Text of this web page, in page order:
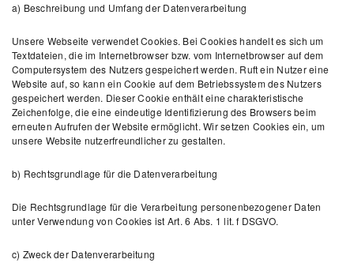
a) Beschreibung und Umfang der Datenverarbeitung
Unsere Webseite verwendet Cookies. Bei Cookies handelt es sich um
Textdateien, die im Internetbrowser bzw. vom Internetbrowser auf dem
Computersystem des Nutzers gespeichert werden. Ruft ein Nutzer eine
Website auf, so kann ein Cookie auf dem Betriebssystem des Nutzers
gespeichert werden. Dieser Cookie enthält eine charakteristische
Zeichenfolge, die eine eindeutige Identifizierung des Browsers beim
erneuten Aufrufen der Website ermöglicht. Wir setzen Cookies ein, um
unsere Website nutzerfreundlicher zu gestalten.
b) Rechtsgrundlage für die Datenverarbeitung
Die Rechtsgrundlage für die Verarbeitung personenbezogener Daten
unter Verwendung von Cookies ist Art. 6 Abs. 1 lit. f DSGVO.
c) Zweck der Datenverarbeitung